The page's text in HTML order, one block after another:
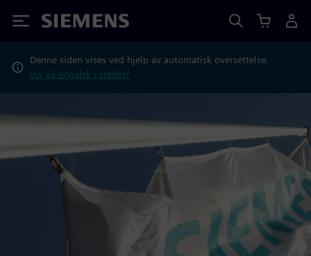
Siemens
Denne siden vises ved hjelp av automatisk oversettelse.
Vis på engelsk i stedet?